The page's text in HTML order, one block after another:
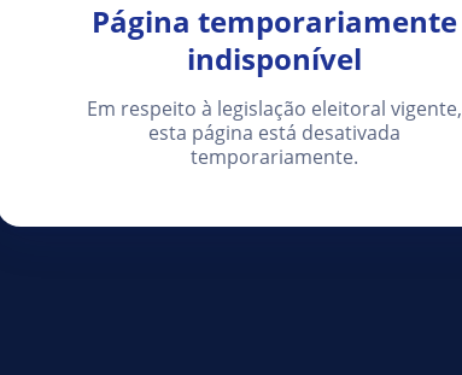
Página temporariamente
indisponível
Em respeito à legislação eleitoral vigente,
esta página está desativada
temporariamente.